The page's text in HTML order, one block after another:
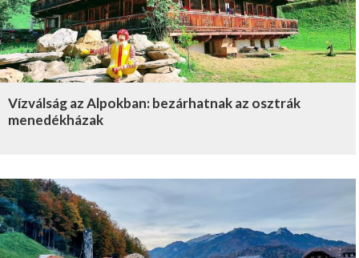
Vízválság az Alpokban: bezárhatnak az osztrák
menedékházak